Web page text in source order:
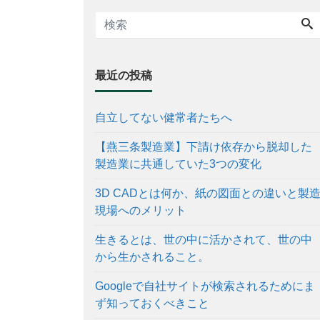
最近の投稿
自立してない健常者たちへ
【燕三条製造業】下請け依存から脱却した
製造業に共通していた3つの変化
3D CADとは何か、紙の図面との違いと製造
現場へのメリット
生きるとは、世の中に活かされて、世の中
から生かされること。
Googleで自社サイトが検索されるためにま
ず知っておくべきこと